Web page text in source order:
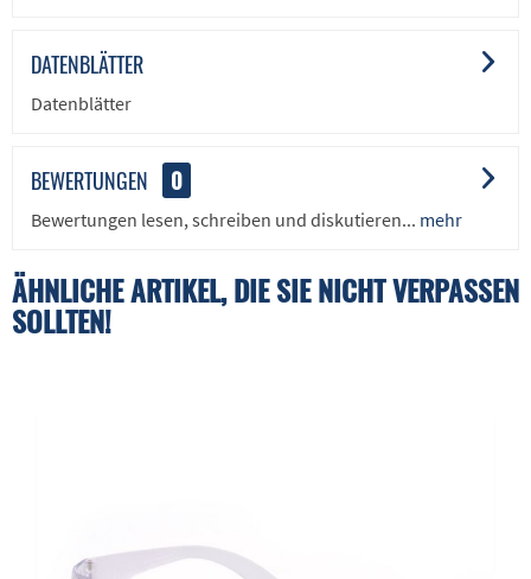
DATENBLÄTTER
Datenblätter
BEWERTUNGEN 0
Bewertungen lesen, schreiben und diskutieren... mehr
ÄHNLICHE ARTIKEL, DIE SIE NICHT VERPASSEN
SOLLTEN!